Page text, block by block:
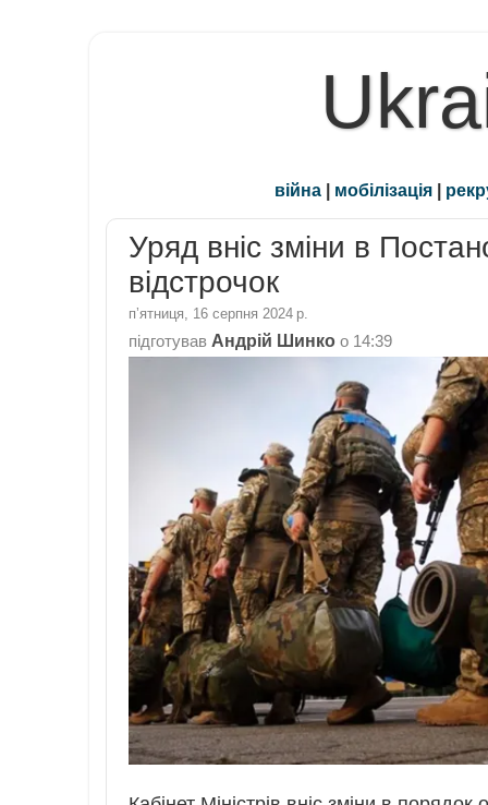
війна | мобілізація |
Уряд вніс зміни в
відстрочок
пʼятниця, 16 серпня 2024 р.
підготував Андрій Шинко о 14:39